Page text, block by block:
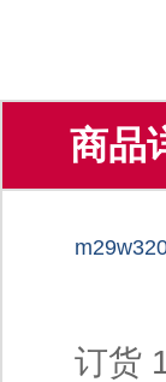
商品
订货